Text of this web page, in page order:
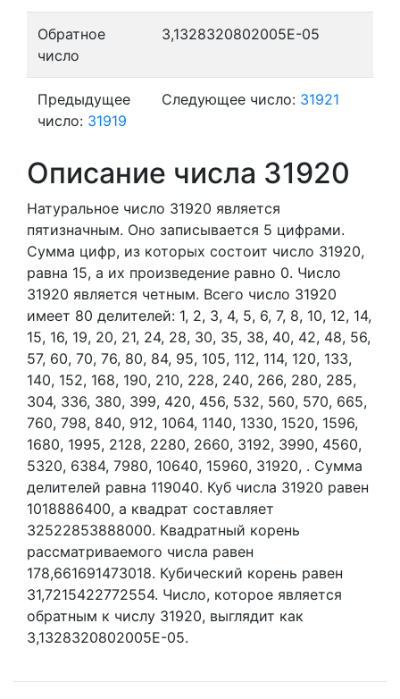
Обратное
число
3,1328320802005E-05
Предыдущее
число: 31919
Следующее число: 31921
Описание числа 31920
Натуральное число 31920 является
пятизначным. Оно записывается 5 цифрами.
Сумма цифр, из которых состоит число 31920,
равна 15, а их произведение равно 0. Число
31920 является четным. Всего число 31920
имеет 80 делителей: 1, 2, 3, 4, 5, 6, 7, 8, 10, 12, 14,
15, 16, 19, 20, 21, 24, 28, 30, 35, 38, 40, 42, 48, 56,
57, 60, 70, 76, 80, 84, 95, 105, 112, 114, 120, 133,
140, 152, 168, 190, 210, 228, 240, 266, 280, 285,
304, 336, 380, 399, 420, 456, 532, 560, 570, 665,
760, 798, 840, 912, 1064, 1140, 1330, 1520, 1596,
1680, 1995, 2128, 2280, 2660, 3192, 3990, 4560,
5320, 6384, 7980, 10640, 15960, 31920, . Сумма
делителей равна 119040. Куб числа 31920 равен
1018886400, а квадрат составляет
32522853888000. Квадратный корень
рассматриваемого числа равен
178,661691473018. Кубический корень равен
31,7215422772554. Число, которое является
обратным к числу 31920, выглядит как
3,1328320802005E-05.